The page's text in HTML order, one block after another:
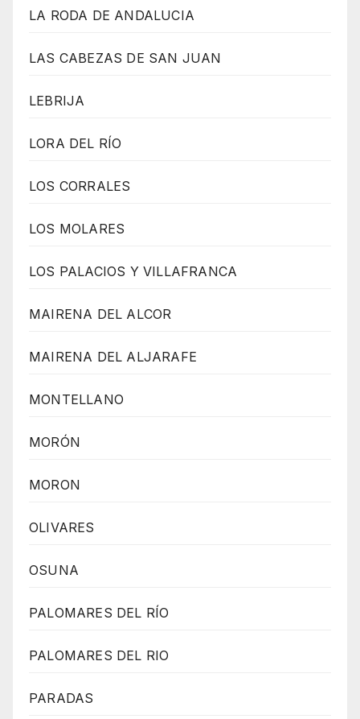
LA RODA DE ANDALUCIA
LAS CABEZAS DE SAN JUAN
LEBRIJA
LORA DEL RÍO
LOS CORRALES
LOS MOLARES
LOS PALACIOS Y VILLAFRANCA
MAIRENA DEL ALCOR
MAIRENA DEL ALJARAFE
MONTELLANO
MORÓN
MORON
OLIVARES
OSUNA
PALOMARES DEL RÍO
PALOMARES DEL RIO
PARADAS